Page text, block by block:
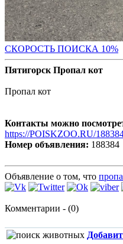
СКОРОСТЬ ПОИСКА 10%
Пятигорск Пропал кот
Пропал кот
Контакты можно
https://POISKZOO.RU/
Номер объявления: 188384
Объявление о том, что
Комментарии - (0)